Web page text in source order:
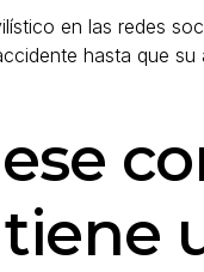
en las redes
hasta que
tiene